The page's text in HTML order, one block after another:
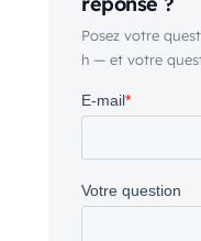
Posez votre
h — et votre